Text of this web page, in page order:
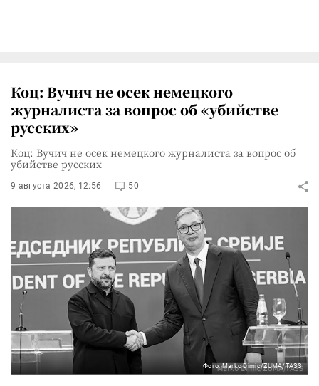
Коц: Вучич не осек немецкого
журналиста за вопрос об «убийстве
русских»
Коц: Вучич не осек немецкого журналиста за вопрос об
убийстве русских
9 августа 2026, 12:56 50
Фото: Marko Dimic/ZUMA/TASS